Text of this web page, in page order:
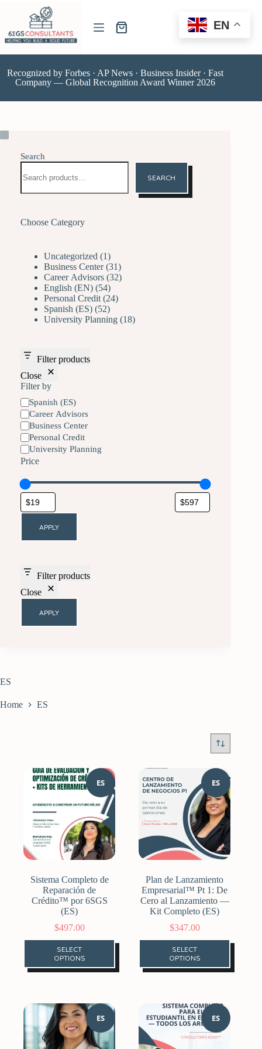
Recognized by Forbes · AP News · Business Insider · Fast
Company — Global Recognition Award Winner 2026
ES
Home ES
ES
Sistema Completo de
Reparación de
Crédito™ por 6SGS
(ES)
$497.00
SELECT
OPTIONS
ES
Plan de Lanzamiento
Empresarial™ Pt 1: De
Cero al Lanzamiento —
Kit Completo (ES)
$347.00
SELECT
OPTIONS
ES ES
Search
SEARCH
Choose Category
Uncategorized
1
Business Center 31
Career Advisors 32
English (EN) 54
Personal Credit 24
Spanish (ES) 52
University Planning 18
Filter products
Close
Filter by
Spanish (ES)
Career Advisors
Business Center
Personal Credit
University Planning
Price
APPLY
Filter products
Close
APPLY
EN